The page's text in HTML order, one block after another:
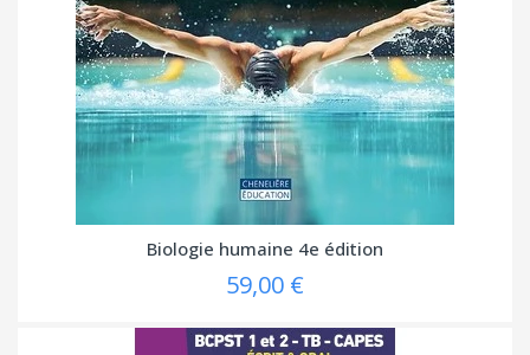
Biologie humaine 4e édition
59,00 €